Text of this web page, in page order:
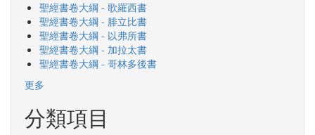
聖經書卷大綱 - 歌羅西書
聖經書卷大綱 - 腓立比書
聖經書卷大綱 - 以弗所書
聖經書卷大綱 - 加拉太書
聖經書卷大綱 - 哥林多後書
更多
分類項目